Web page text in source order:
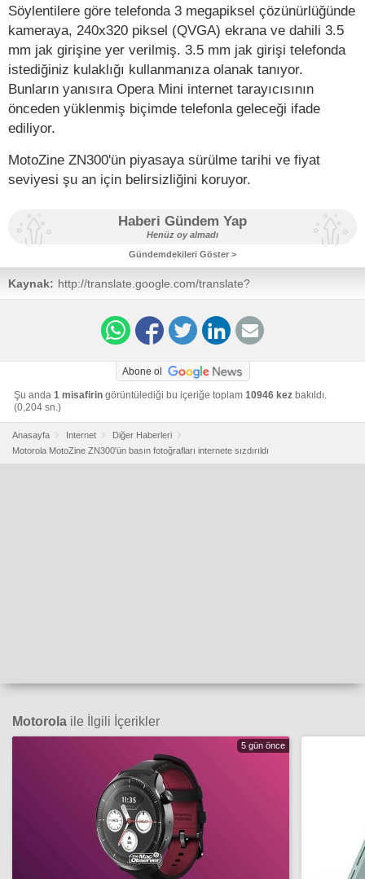
Söylentilere göre telefonda 3 megapiksel çözünürlüğünde
kameraya, 240x320 piksel (QVGA) ekrana ve dahili 3.5
mm jak girişine yer verilmiş. 3.5 mm jak girişi telefonda
istediğiniz kulaklığı kullanmanıza olanak tanıyor.
Bunların yanısıra Opera Mini internet tarayıcısının
önceden yüklenmiş biçimde telefonla geleceği ifade
ediliyor.
MotoZine ZN300'ün piyasaya sürülme tarihi ve fiyat
seviyesi şu an için belirsizliğini koruyor.
Haberi Gündem Yap
Henüz oy almadı
Gündemdekileri Göster >
Kaynak: http://translate.google.com/translate?
prev=_t&hl=en&ie=UTF-8&u=http%3A%2F%2Fmobile-
Abone ol
Şu anda 1 misafirin görüntülediği bu içeriğe toplam 10946 kez bakıldı.
(0,204 sn.)
Anasayfa Internet
Diğer Haberleri
Motorola MotoZine ZN300'ün basın fotoğrafları internete sızdırıldı
Motorola ile İlgili İçerikler
5 gün önce